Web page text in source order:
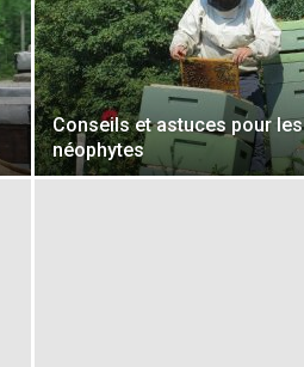
Conseils et astuces pour les
néophytes